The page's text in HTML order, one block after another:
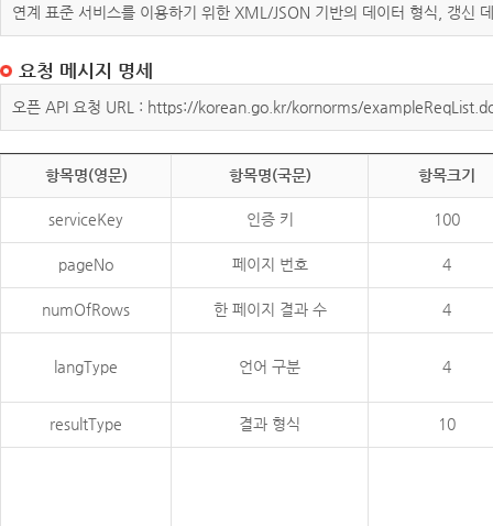
연계 표준 서비스를 이용하기 위한 XML/JSON 기반의 데이터 형식, 갱신
요청 메시지 명세
오픈 API 요청 URL : https://korean.go.kr/kornorms/
항목명(영문) 항목명(국문) 항목크기
serviceKey 인증 키 100
pageNo 페이지 번호 4
numOfRows 한 페이지 결과 수 4
langType 언어 구분 4
resultType 결과 형식 10